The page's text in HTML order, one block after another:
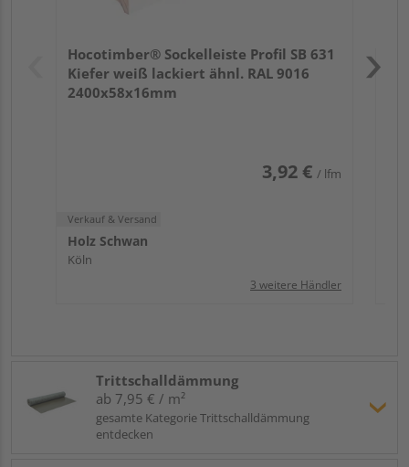
Hocotimber® Sockelleiste Profil SB 631
Kiefer weiß lackiert ähnl. RAL 9016
2400x58x16mm
3,92 € / lfm
Verkauf & Versand
Holz Schwan
Köln
3 weitere Händler
Trittschalldämmung
ab 7,95 € / m²
gesamte Kategorie Trittschalldämmung
entdecken